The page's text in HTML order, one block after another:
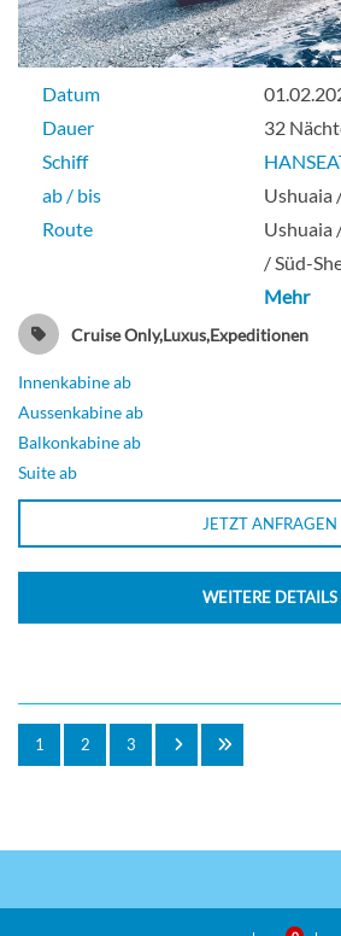
Datum
Dauer
32
Schiff
ab / bis
Ushuaia
Route
Ushuaia
/ Süd-
Mehr
Cruise Only,Luxus,Expeditionen
Innenkabine ab
Aussenkabine ab
Balkonkabine ab
Suite ab
JETZT ANFRAGEN
WEITERE DETAILS
1 2 3